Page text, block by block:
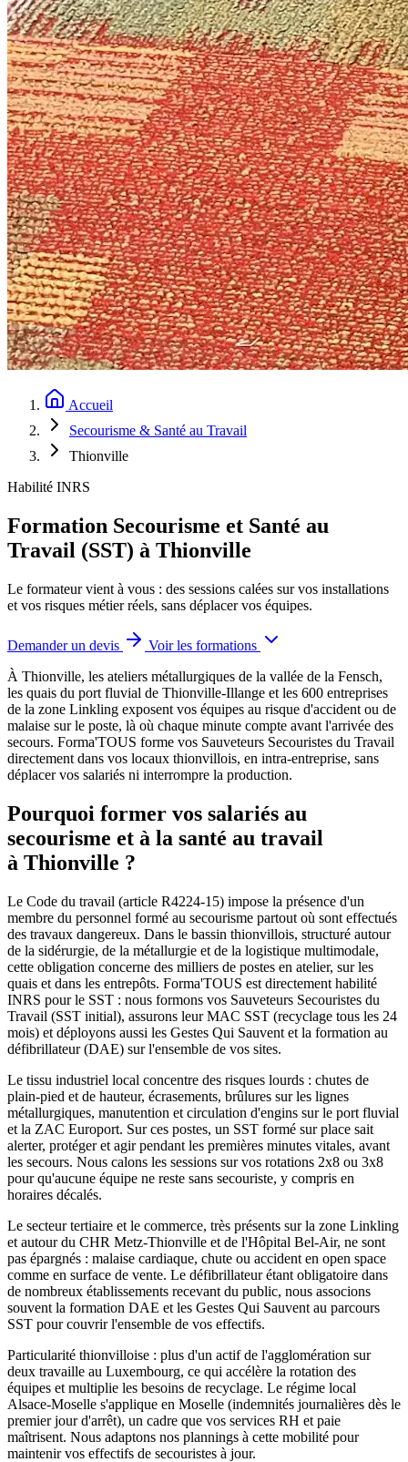
Accueil
Secourisme & Santé au Travail
Thionville
Habilité INRS
Formation Secourisme et Santé au
Travail (SST) à Thionville
Le formateur vient à vous : des sessions calées sur vos installations
et vos risques métier réels, sans déplacer vos équipes.
Demander un devis
Voir les formations
À Thionville, les ateliers métallurgiques de la vallée de la Fensch,
les quais du port fluvial de Thionville-Illange et les 600 entreprises
de la zone Linkling exposent vos équipes au risque d'accident ou de
malaise sur le poste, là où chaque minute compte avant l'arrivée des
secours. Forma'TOUS forme vos Sauveteurs Secouristes du Travail
directement dans vos locaux thionvillois, en intra-entreprise, sans
déplacer vos salariés ni interrompre la production.
Pourquoi former vos salariés au
secourisme et à la santé au travail
à Thionville ?
Le Code du travail (article R4224-15) impose la présence d'un
membre du personnel formé au secourisme partout où sont effectués
des travaux dangereux. Dans le bassin thionvillois, structuré autour
de la sidérurgie, de la métallurgie et de la logistique multimodale,
cette obligation concerne des milliers de postes en atelier, sur les
quais et dans les entrepôts. Forma'TOUS est directement habilité
INRS pour le SST : nous formons vos Sauveteurs Secouristes du
Travail (SST initial), assurons leur MAC SST (recyclage tous les 24
mois) et déployons aussi les Gestes Qui Sauvent et la formation au
défibrillateur (DAE) sur l'ensemble de vos sites.
Le tissu industriel local concentre des risques lourds : chutes de
plain-pied et de hauteur, écrasements, brûlures sur les lignes
métallurgiques, manutention et circulation d'engins sur le port fluvial
et la ZAC Europort. Sur ces postes, un SST formé sur place sait
alerter, protéger et agir pendant les premières minutes vitales, avant
les secours. Nous calons les sessions sur vos rotations 2x8 ou 3x8
pour qu'aucune équipe ne reste sans secouriste, y compris en
horaires décalés.
Le secteur tertiaire et le commerce, très présents sur la zone Linkling
et autour du CHR Metz-Thionville et de l'Hôpital Bel-Air, ne sont
pas épargnés : malaise cardiaque, chute ou accident en open space
comme en surface de vente. Le défibrillateur étant obligatoire dans
de nombreux établissements recevant du public, nous associons
souvent la formation DAE et les Gestes Qui Sauvent au parcours
SST pour couvrir l'ensemble de vos effectifs.
Particularité thionvilloise : plus d'un actif de l'agglomération sur
deux travaille au Luxembourg, ce qui accélère la rotation des
équipes et multiplie les besoins de recyclage. Le régime local
Alsace-Moselle s'applique en Moselle (indemnités journalières dès le
premier jour d'arrêt), un cadre que vos services RH et paie
maîtrisent. Nous adaptons nos plannings à cette mobilité pour
maintenir vos effectifs de secouristes à jour.